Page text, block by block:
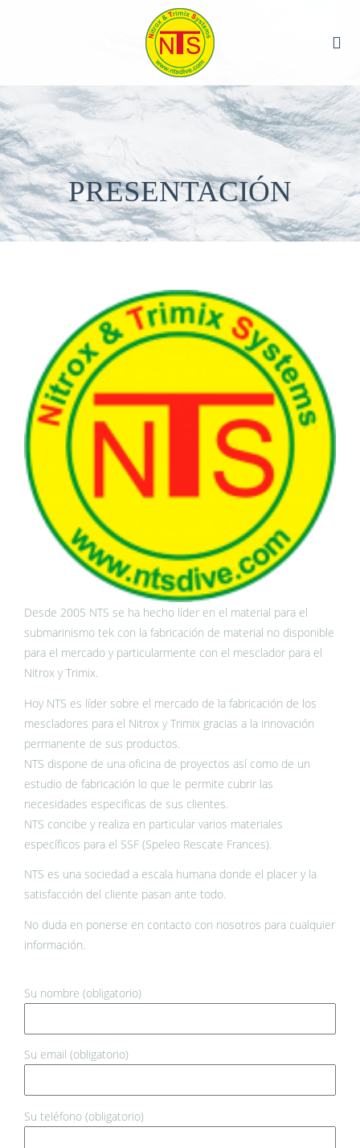
PRESENTACIÓN
Desde 2005 NTS se ha hecho líder en el material para el
submarinismo tek con la fabricación de material no disponible
para el mercado y particularmente con el mesclador para el
Nitrox y Trimix.
Hoy NTS es líder sobre el mercado de la fabricación de los
mescladores para el Nitrox y Trimix gracias a la innovación
permanente de sus productos.
NTS dispone de una oficina de proyectos así como de un
estudio de fabricación lo que le permite cubrir las
necesidades especificas de sus clientes.
NTS concibe y realiza en particular varios materiales
específicos para el SSF (Speleo Rescate Frances).
NTS es una sociedad a escala humana donde el placer y la
satisfacción del cliente pasan ante todo.
No duda en ponerse en contacto con nosotros para cualquier
información.
Su nombre (obligatorio)
Su email (obligatorio)
Su teléfono (obligatorio)